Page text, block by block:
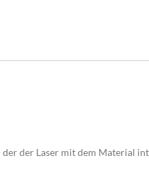
der Laser mit dem Material